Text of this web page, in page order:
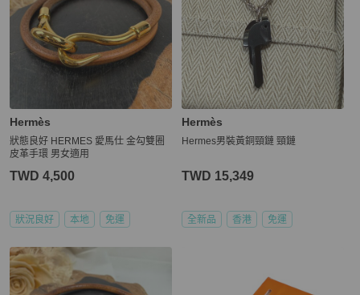
Hermès
狀態良好 HERMES 愛馬仕 金勾雙圈
皮革手環 男女適用
TWD 4,500
狀況良好 本地 免運
Hermès
Hermes男裝黃銅頸鏈 頸鏈
TWD 15,349
全新品 香港 免運